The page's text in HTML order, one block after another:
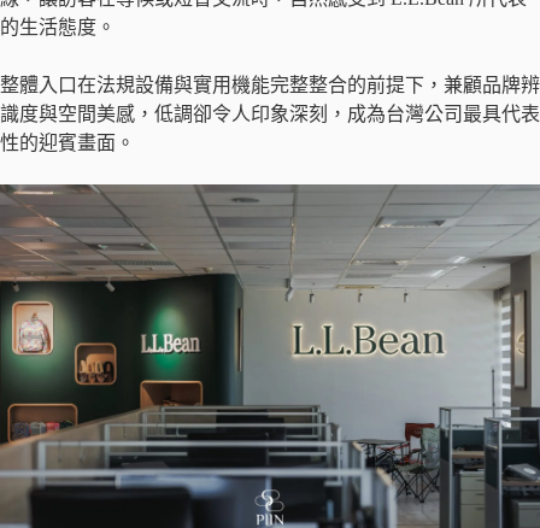
的生活態度。
整體入口在法規設備與實用機能完整整合的前提下，兼顧品牌辨
識度與空間美感，低調卻令人印象深刻，成為台灣公司最具代表
性的迎賓畫面。